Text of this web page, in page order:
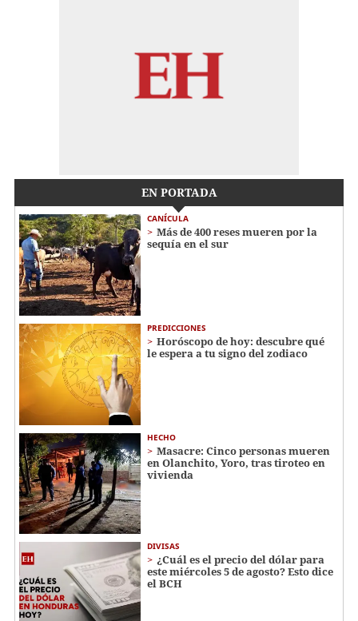
EN PORTADA
CANÍCULA
Más de 400 reses mueren por la
sequía en el sur
PREDICCIONES
Horóscopo de hoy: descubre qué
le espera a tu signo del zodiaco
HECHO
Masacre: Cinco personas mueren
en Olanchito, Yoro, tras tiroteo en
vivienda
DIVISAS
¿Cuál es el precio del dólar para
este miércoles 5 de agosto? Esto dice
el BCH